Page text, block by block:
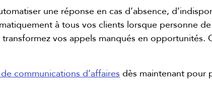
une réponse en cas d’absence,
à tous vos clients lorsque personne
vos appels manqués en opportunités.
communications d’affaires dès maintenant pour